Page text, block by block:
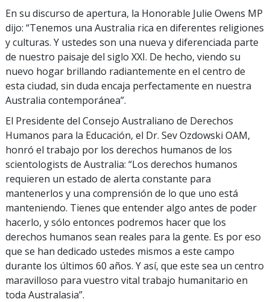
En su discurso de apertura, la Honorable Julie Owens MP
dijo: “Tenemos una Australia rica en diferentes religiones
y culturas. Y ustedes son una nueva y diferenciada parte
de nuestro paisaje del siglo XXI. De hecho, viendo su
nuevo hogar brillando radiantemente en el centro de
esta ciudad, sin duda encaja perfectamente en nuestra
Australia contemporánea”.
El Presidente del Consejo Australiano de Derechos
Humanos para la Educación, el Dr. Sev Ozdowski OAM,
honró el trabajo por los derechos humanos de los
scientologists de Australia: “Los derechos humanos
requieren un estado de alerta constante para
mantenerlos y una comprensión de lo que uno está
manteniendo. Tienes que entender algo antes de poder
hacerlo, y sólo entonces podremos hacer que los
derechos humanos sean reales para la gente. Es por eso
que se han dedicado ustedes mismos a este campo
durante los últimos 60 años. Y así, que este sea un centro
maravilloso para vuestro vital trabajo humanitario en
toda Australasia”.